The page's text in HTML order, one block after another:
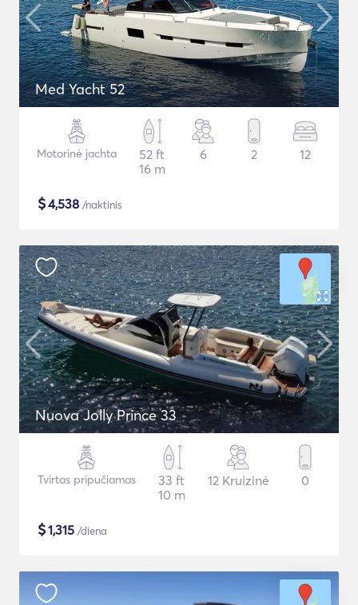
Med Yacht 52
Motorinė jachta
52 ft
16 m
6 2 12
$4,538 /naktinis
Nuova Jolly Prince 33
Tvirtas pripučiamas
33 ft
10 m
12 Kruizinė 0
$1,315 /diena